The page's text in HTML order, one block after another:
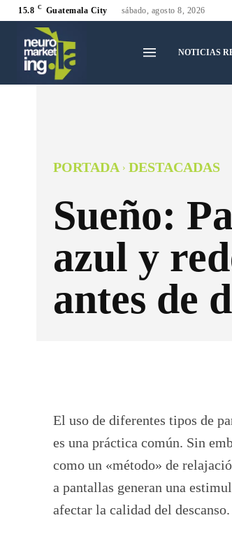
15.8 C Guatemala City sábado, agosto 8, 2026
NOTICIAS
PORTADA DESTACADAS
Sueño:
azul y
antes de
El uso de diferentes tipos de
es una práctica común. Sin
como un «método» de
a pantallas generan una
afectar la calidad del descanso.